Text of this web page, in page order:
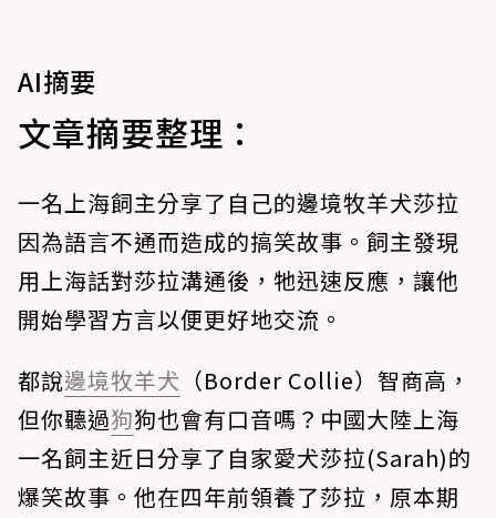
AI摘要
文章摘要整理：
一名上海飼主分享了自己的邊境牧羊犬莎拉
因為語言不通而造成的搞笑故事。飼主發現
用上海話對莎拉溝通後，牠迅速反應，讓他
開始學習方言以便更好地交流。
都說邊境牧羊犬 （Border Collie）智商高，
但你聽過狗狗也會有口音嗎？中國大陸上海
一名飼主近日分享了自家愛犬莎拉(Sarah)的
爆笑故事。他在四年前領養了莎拉，原本期